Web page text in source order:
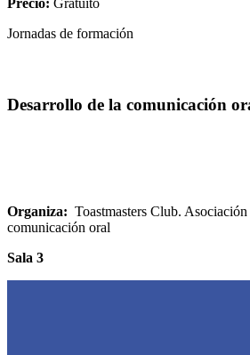
Precio: Gratuito
Jornadas de formación
Desarrollo de la comunicación
Organiza: Toastmasters Club.
comunicación oral
Sala 3